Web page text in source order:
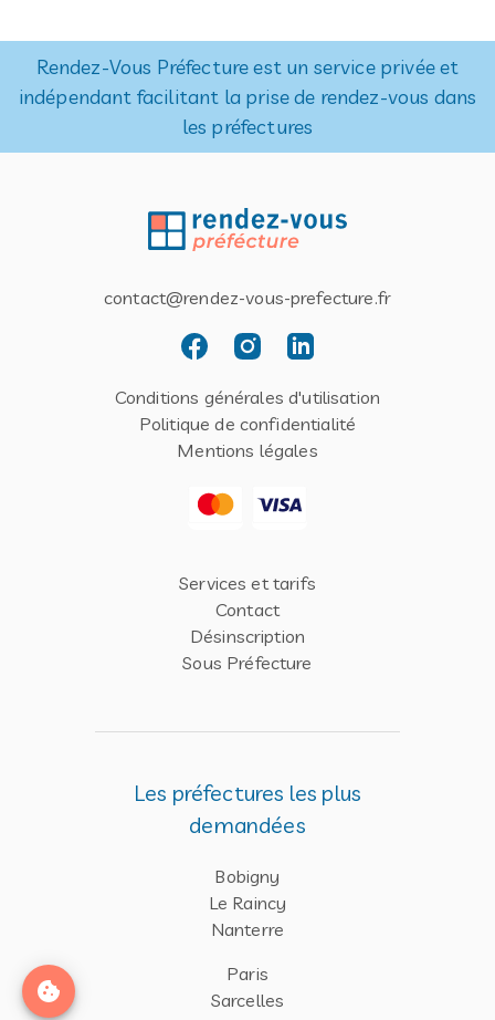
Rendez-Vous Préfecture est un service privée et
indépendant facilitant la prise de rendez-vous dans
les préfectures
contact@rendez-vous-prefecture.fr
Conditions générales d'utilisation
Politique de confidentialité
Mentions légales
Services et tarifs
Contact
Désinscription
Sous Préfecture
Les préfectures les plus
demandées
Bobigny
Le Raincy
Nanterre
Paris
Sarcelles